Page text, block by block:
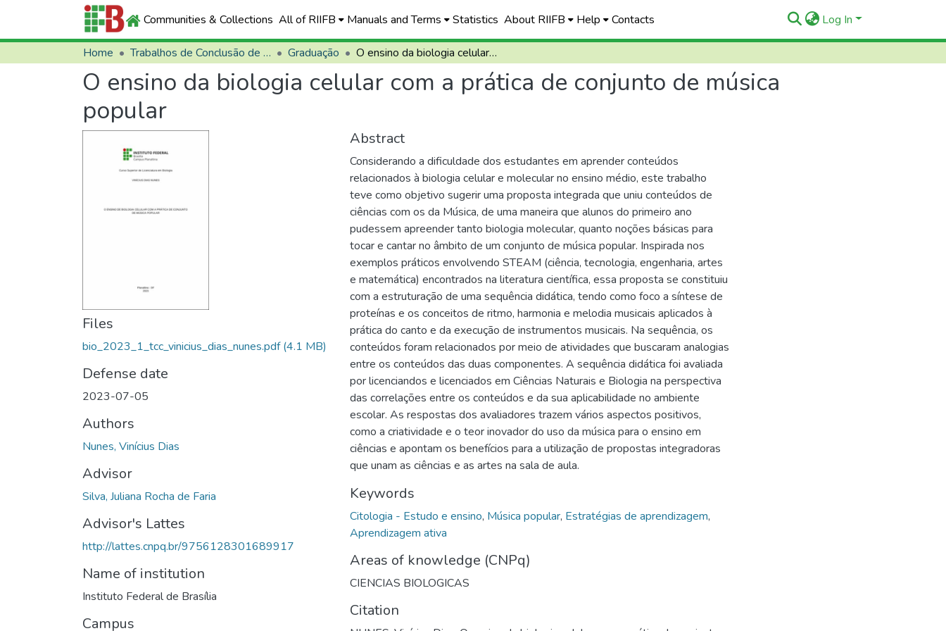
Communities & Collections All of RIIFB Manuals and Terms Statistics About RIIFB Help Contacts Log In
Home Trabalhos de Conclusão de Curso (TCCs) Graduação O ensino da biologia celular com a prática de conjunto de música popular
O ensino da biologia celular com a prática de conjunto de música
popular
Files
bio_2023_1_tcc_vinicius_dias_nunes.pdf(4.1 MB)
Defense date
2023-07-05
Authors
Nunes, Vinícius Dias
Advisor
Silva, Juliana Rocha de Faria
Advisor's Lattes
http://lattes.cnpq.br/9756128301689917
Name of institution
Instituto Federal de Brasília
Campus
Abstract
Considerando a dificuldade dos estudantes em aprender conteúdos
relacionados à biologia celular e molecular no ensino médio, este trabalho
teve como objetivo sugerir uma proposta integrada que uniu conteúdos de
ciências com os da Música, de uma maneira que alunos do primeiro ano
pudessem apreender tanto biologia molecular, quanto noções básicas para
tocar e cantar no âmbito de um conjunto de música popular. Inspirada nos
exemplos práticos envolvendo STEAM (ciência, tecnologia, engenharia, artes
e matemática) encontrados na literatura científica, essa proposta se constituiu
com a estruturação de uma sequência didática, tendo como foco a síntese de
proteínas e os conceitos de ritmo, harmonia e melodia musicais aplicados à
prática do canto e da execução de instrumentos musicais. Na sequência, os
conteúdos foram relacionados por meio de atividades que buscaram analogias
entre os conteúdos das duas componentes. A sequência didática foi avaliada
por licenciandos e licenciados em Ciências Naturais e Biologia na perspectiva
das correlações entre os conteúdos e da sua aplicabilidade no ambiente
escolar. As respostas dos avaliadores trazem vários aspectos positivos,
como a criatividade e o teor inovador do uso da música para o ensino em
ciências e apontam os benefícios para a utilização de propostas integradoras
que unam as ciências e as artes na sala de aula.
Keywords
Citologia - Estudo e ensino, Música popular, Estratégias de aprendizagem,
Aprendizagem ativa
Areas of knowledge (CNPq)
CIENCIAS BIOLOGICAS
Citation